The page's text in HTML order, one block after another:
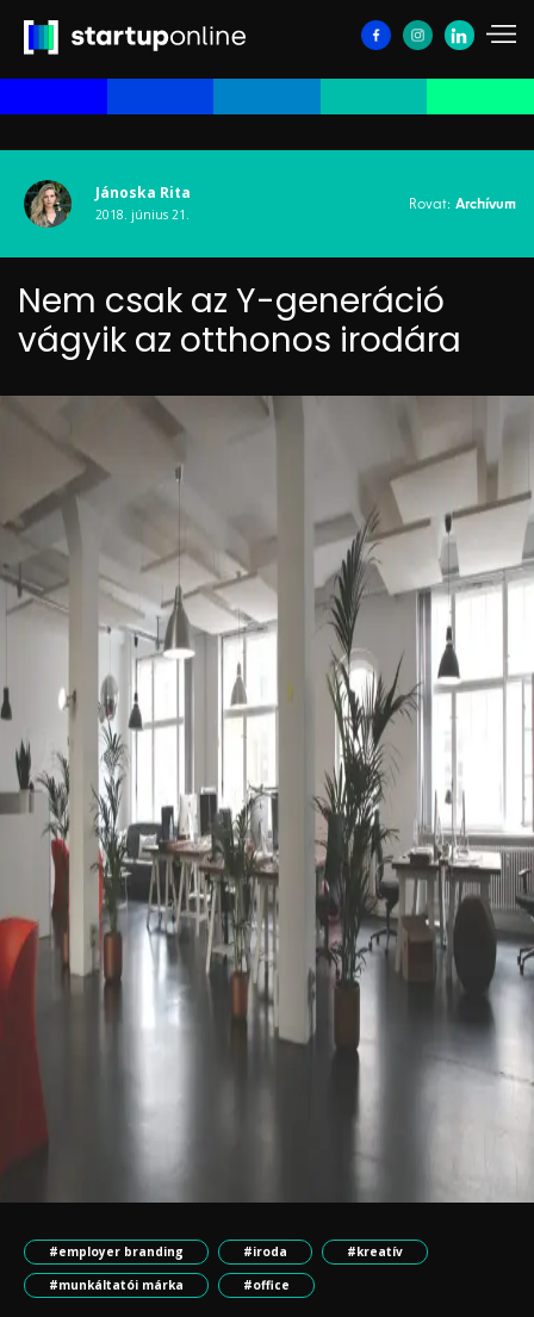
Jánoska Rita
2018. június 21.
Rovat: Archívum
Nem csak az Y-generáció
vágyik az otthonos irodára
#employer branding #iroda
#kreatív
#munkáltatói márka
#office